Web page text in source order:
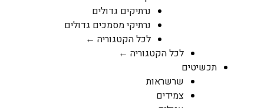
נרתיקים גדולים
נרתיקי מסמכים גדולים
לכל הקטגוריה ←
לכל הקטגוריה ←
תכשיטים
שרשראות
צמידים